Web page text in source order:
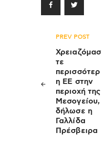
Πλοήγηση
άρθρων
PREV POST
Χρειαζόμασ
τε
περισσότερ
η ΕΕ στην
περιοχή της
Μεσογείου,
δήλωσε η
Γαλλίδα
Πρέσβειρα